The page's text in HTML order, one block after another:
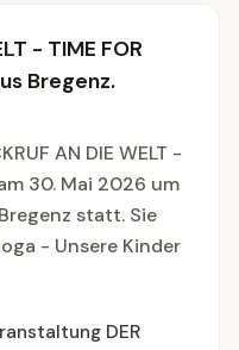
- TIME FOR
Bregenz.
AN DIE WELT -
30. Mai 2026 um
statt. Sie
- Unsere Kinder
DER